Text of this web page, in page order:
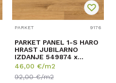
PARKET 9176
PARKET PANEL 1-S HARO
HRAST JUBILARNO
IZDANJE 549874 x
naturaLin plus
13,5/180/1...
46,00 €/m2
92,00€/m2